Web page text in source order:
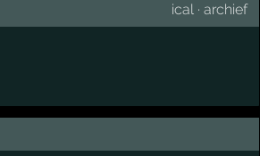
ical ·archief